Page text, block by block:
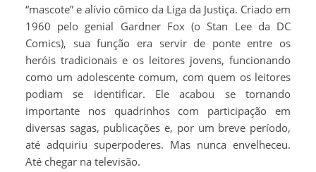
“mascote” e alívio cômico da Liga da Justiça. Criado em
1960 pelo genial Gardner Fox (o Stan Lee da DC
Comics), sua função era servir de ponte entre os
heróis tradicionais e os leitores jovens, funcionando
como um adolescente comum, com quem os leitores
podiam se identificar. Ele acabou se tornando
importante nos quadrinhos com participação em
diversas sagas, publicações e, por um breve período,
até adquiriu superpoderes. Mas nunca envelheceu.
Até chegar na televisão.